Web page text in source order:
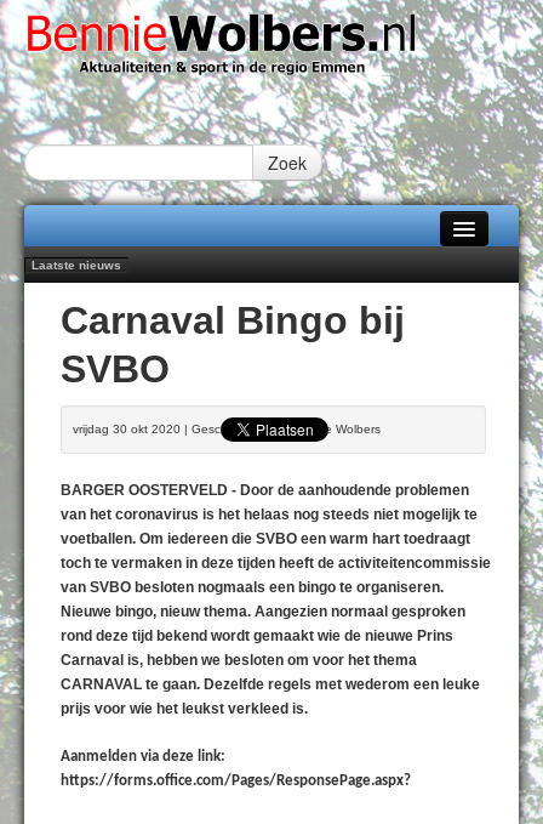
Zoek
Home
Alle categorieën
Over Bennie Wolbers
Fotoboek
Laatste nieuws
nieuwe rugsponsor
Najaar '26 staat live!
102 kaarsen voor eeuwling Mieke Sijbom-Maatje
Emmen wint op Open Dag overtuigend van Almere City
Treffer van Quispel bezorgt FC Emmen droomstart
Carnaval Bingo bij
SVBO
vrijdag 30 okt 2020 | Geschreven door Bennie Wolbers
BARGER OOSTERVELD - Door de aanhoudende problemen
van het coronavirus is het helaas nog steeds niet mogelijk te
voetballen. Om iedereen die SVBO een warm hart toedraagt
toch te vermaken in deze tijden heeft de activiteitencommissie
van SVBO besloten nogmaals een bingo te organiseren.
Nieuwe bingo, nieuw thema. Aangezien normaal gesproken
rond deze tijd bekend wordt gemaakt wie de nieuwe Prins
Carnaval is, hebben we besloten om voor het thema
CARNAVAL te gaan. Dezelfde regels met wederom een leuke
prijs voor wie het leukst verkleed is.
Aanmelden via deze link:
https://forms.office.com/Pages/ResponsePage.aspx?